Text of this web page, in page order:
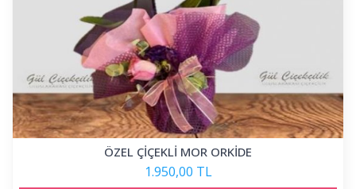
ÖZEL ÇİÇEKLİ MOR ORKİDE
1.950,00 TL